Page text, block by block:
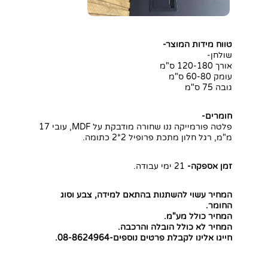
טווח מידות המוצר-
שולחן-
אורך 120-180 ס"מ
עומק 60-80 ס"מ
גובה 75 ס"מ
חומרים-
פלטה פורמייקה ננו שחורה מודבקת על MDF, עובי 17
מ"מ, רגל חלון מתכת פרופיל 2*2 כתומה.
זמן אספקה- 21 ימי עבודה.
המחיר עשוי להשתנות בהתאם למידה, צבע וסוג
החומר.
המחיר כולל מע"מ.
המחיר לא כולל הובלה והרכבה.
חייגו אלינו לקבלת פרטים נוספים-08-8624964.